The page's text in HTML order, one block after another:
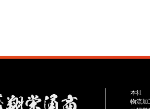
本社
物流加